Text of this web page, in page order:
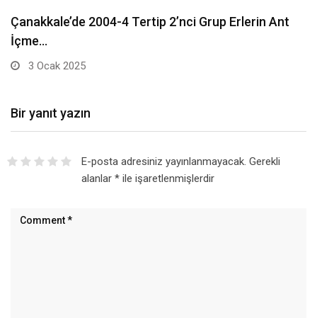
Norm Ender, 100. Yıl Marşı Parla’yı Eskişehir’de
minik…
20 Aralık 2024
Bir yanıt yazın
E-posta adresiniz yayınlanmayacak. Gerekli
alanlar *ile işaretlenmişlerdir